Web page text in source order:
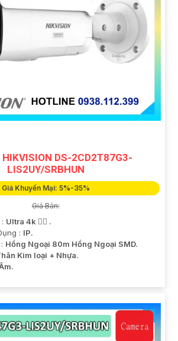
HIKVISION DS-2CD2T87G3-
LIS2UY/SRBHUN
Giá Khuyến Mại: 5%-35%
Giá Bán:
Ultra 4k 👍🏾 .
: IP.
Hồng Ngoại 80m Hồng Ngoại SMD.
Kim loại + Nhựa.